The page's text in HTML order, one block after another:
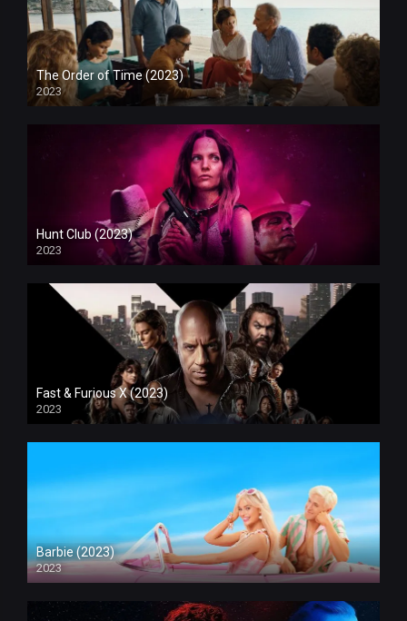
The Order of Time (2023)
2023
Hunt Club (2023)
2023
Fast & Furious X (2023)
2023
Barbie (2023)
2023